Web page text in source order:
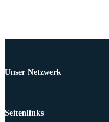
Unser Netzwerk
Seitenlinks